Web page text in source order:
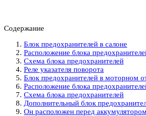
Содержание
Блок предохранителей в салоне
Расположение блока
Схема блока предохранителей
Реле указателя поворота
Блок предохранителей в моторном
Расположение блока
Схема блока предохранителей
Дополнительный блок
Он расположен перед